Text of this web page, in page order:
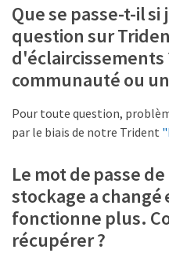
Que se passe-t-il
question sur
d'éclaircissements
communauté ou
Pour toute question,
par le biais de notre Trident
Le mot de passe
stockage a
fonctionne plus.
récupérer ?